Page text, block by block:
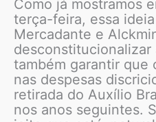
Como já mostramos
terça-feira, essa
Mercadante e
também garantir que
nas despesas
retirada do Auxílio
nos anos seguintes.